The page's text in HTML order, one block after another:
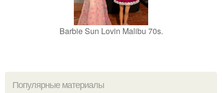
Barbie Sun Lovin Malibu 70s.
Популярные материалы